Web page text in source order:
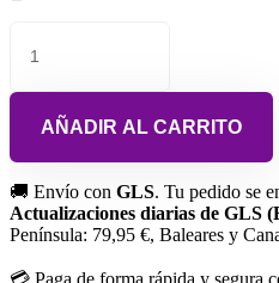
AÑADIR AL CARRITO
🚚 Envío con GLS. Tu pedido se
Actualizaciones diarias de GLS
Península: 79,95 €, Baleares y
💳 Paga de forma rápida y segura